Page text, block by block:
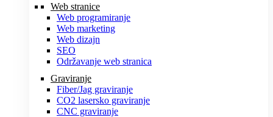
Web stranice
Web programiranje
Web marketing
Web dizajn
SEO
Održavanje web stranica
Graviranje
Fiber/Jag graviranje
CO2 lasersko graviranje
CNC graviranje